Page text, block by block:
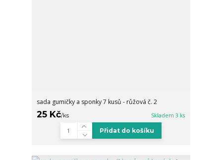
sada gumičky a sponky 7 kusů - růžová č. 2
25 Kč/ks Skladem 3 ks
Přidat do košíku